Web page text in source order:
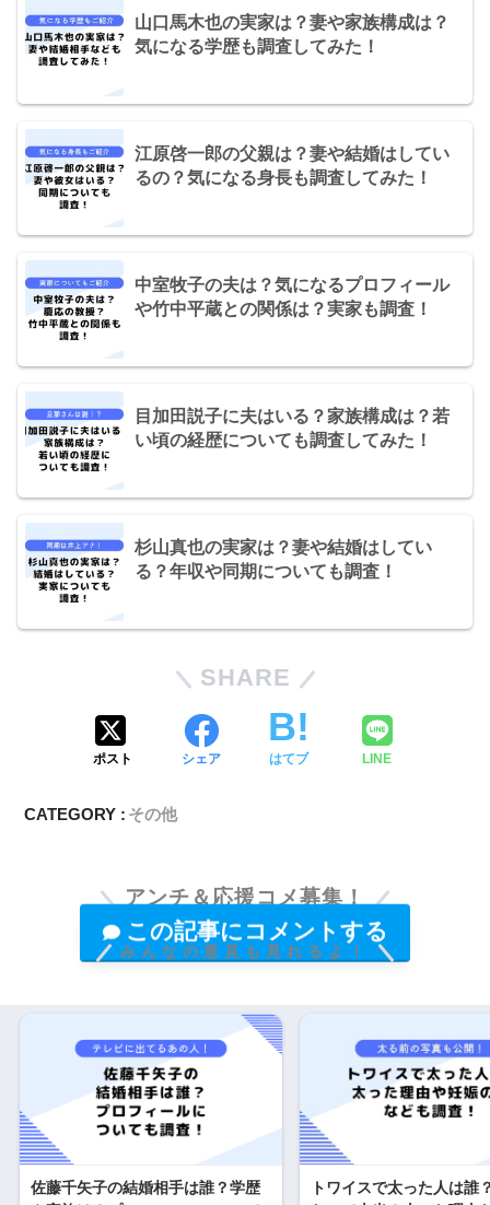
山口馬木也の実家は？妻や家族構成は？
気になる学歴も調査してみた！
江原啓一郎の父親は？妻や結婚はしてい
るの？気になる身長も調査してみた！
中室牧子の夫は？気になるプロフィール
や竹中平蔵との関係は？実家も調査！
目加田説子に夫はいる？家族構成は？若
い頃の経歴についても調査してみた！
杉山真也の実家は？妻や結婚はしてい
る？年収や同期についても調査！
SHARE
ポスト シェア はてブ LINE
CATEGORY : その他
アンチ＆応援コメ募集！
この記事にコメントする
みんなの意見も見れるよ！
佐藤千矢子の結婚相手は誰？学歴
トワイスで太った人は誰